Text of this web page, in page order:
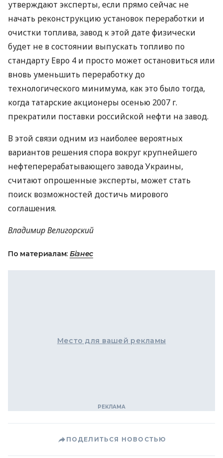
утверждают эксперты, если прямо сейчас не
начать реконструкцию установок переработки и
очистки топлива, завод к этой дате физически
будет не в состоянии выпускать топливо по
стандарту Евро 4 и просто может остановиться или
вновь уменьшить переработку до
технологического минимума, как это было тогда,
когда татарские акционеры осенью 2007 г.
прекратили поставки российской нефти на завод.
В этой связи одним из наиболее вероятных
вариантов решения спора вокруг крупнейшего
нефтеперерабатывающего завода Украины,
считают опрошенные эксперты, может стать
поиск возможностей достичь мирового
соглашения.
Владимир Велигорский
По материалам: Бізнес
Место для вашей рекламы
ПОДЕЛИТЬСЯ НОВОСТЬЮ